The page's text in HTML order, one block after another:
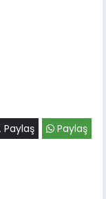
Paylaş Paylaş